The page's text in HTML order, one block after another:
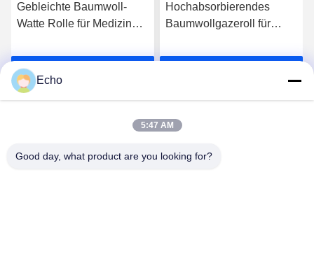
Gebleichte Baumwoll-
Watte Rolle für Medizin
Material
Hochabsorbierendes
Baumwollgazeroll für
und Einrichtungen
Echo
5:47 AM
Good day, what product are you looking for?